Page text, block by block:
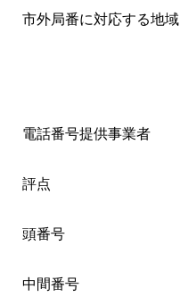
市外局番に対応する地域
電話番号提供事業者
評点
頭番号
中間番号